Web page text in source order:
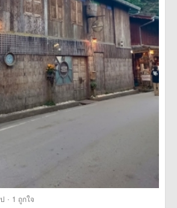
· 1 ถูกใจ